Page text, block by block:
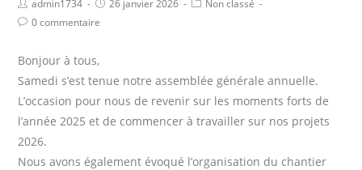
admin1734 26 janvier 2026
Non classé
0 commentaire
Bonjour à tous,
Samedi s’est tenue notre assemblée générale annuelle.
L’occasion pour nous de revenir sur les moments forts de
l’année 2025 et de commencer à travailler sur nos projets
2026.
Nous avons également évoqué l’organisation du chantier